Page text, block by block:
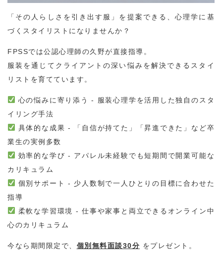
「その人らしさを引き出す服」を提案できる、心理学に基
づくスタイリストになりませんか？
FPSSでは公認心理師の久野が直接指導。
服装を通じてクライアントの深い悩みを解決できるスタイ
リストを育てています。
心の悩みに寄り添う - 服装心理学を活用した独自のスタ
イリング手法
具体的な成果 - 「自信が持てた」「昇進できた」など卒
業生の実例多数
効率的な学び - アパレル未経験でも短期間で開業可能な
カリキュラム
個別サポート - 少人数制で一人ひとりの目標に合わせた
指導
柔軟な学習環境 - 仕事や家事と両立できるオンライン中
心のカリキュラム
今なら期間限定で、 個別無料面談30分 をプレゼント。